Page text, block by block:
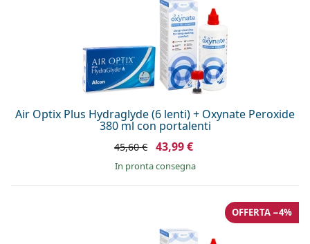
Air Optix Plus Hydraglyde (6 lenti) + Oxynate Peroxide
380 ml con portalenti
45,60 € 43,99 €
in pronta consegna
OFFERTA −4%